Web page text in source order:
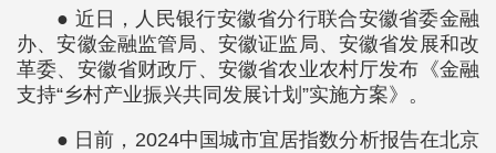
● 近日，人民银行安徽省分行联合安徽省委金融
办、安徽金融监管局、安徽证监局、安徽省发展和改
革委、安徽省财政厅、安徽省农业农村厅发布《金融
支持“乡村产业振兴共同发展计划”实施方案》。
● 日前，2024中国城市宜居指数分析报告在北京